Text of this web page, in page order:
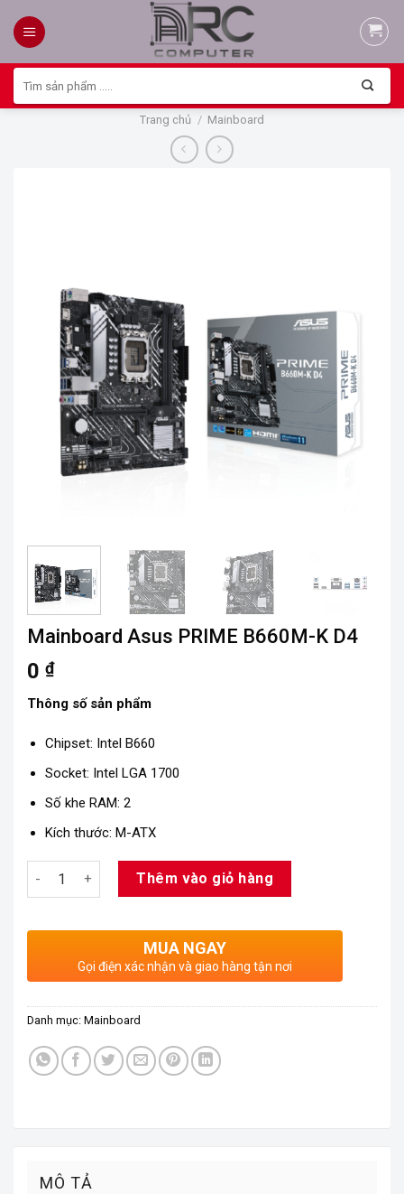
kiếm:
Trang chủ / Mainboard
Mainboard Asus PRIME B660M-K D4
0 ₫
Thông số sản phẩm
Chipset: Intel B660
Socket: Intel LGA 1700
Số khe RAM: 2
Kích thước: M-ATX
Số lượng Thêm vào giỏ hàng
MUA NGAY
Gọi điện xác nhận và giao hàng tận nơi
Danh mục: Mainboard
MÔ TẢ